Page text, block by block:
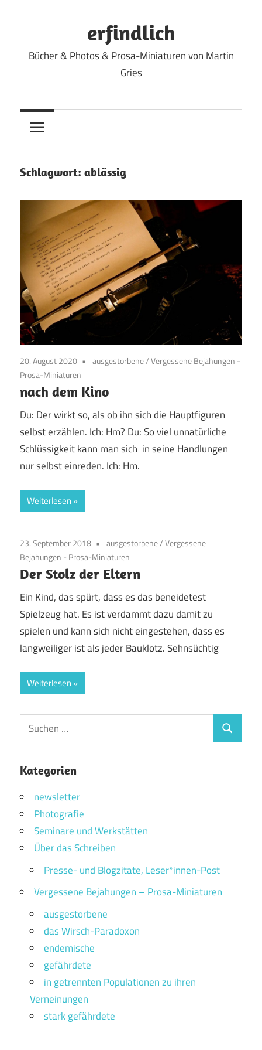
erfindlich
Bücher & Photos & Prosa-Miniaturen von Martin
Gries
Schlagwort: ablässig
20. August 2020 ausgestorbene/Vergessene Bejahungen -
Prosa-Miniaturen
nach dem Kino
Du: Der wirkt so, als ob ihn sich die Hauptfiguren
selbst erzählen. Ich: Hm? Du: So viel unnatürliche
Schlüssigkeit kann man sich in seine Handlungen
nur selbst einreden. Ich: Hm.
Weiterlesen
23. September 2018 ausgestorbene/Vergessene
Bejahungen - Prosa-Miniaturen
Der Stolz der Eltern
Ein Kind, das spürt, dass es das beneidetest
Spielzeug hat. Es ist verdammt dazu damit zu
spielen und kann sich nicht eingestehen, dass es
langweiliger ist als jeder Bauklotz. Sehnsüchtig
Weiterlesen
Suchen
nach:
Suchen
Kategorien
newsletter
Photografie
Seminare und Werkstätten
Über das Schreiben
Presse- und Blogzitate, Leser*innen-Post
Vergessene Bejahungen – Prosa-Miniaturen
ausgestorbene
das Wirsch-Paradoxon
endemische
gefährdete
in getrennten Populationen zu ihren
Verneinungen
stark gefährdete